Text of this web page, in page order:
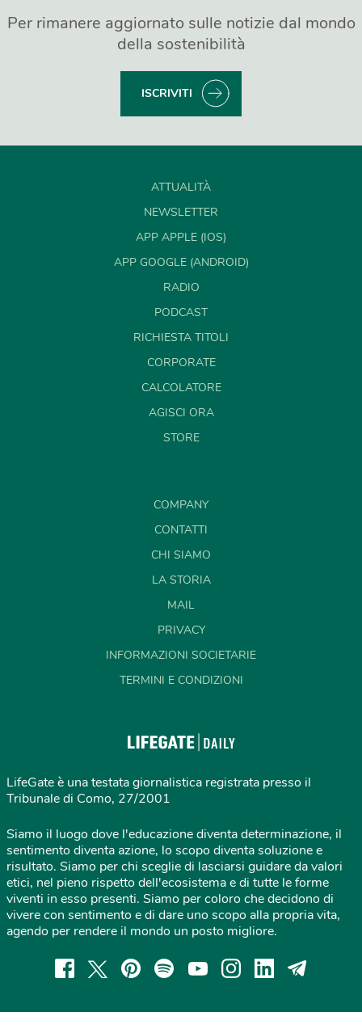
Per rimanere aggiornato sulle notizie dal mondo
della sostenibilità
ISCRIVITI
ATTUALITÀ
NEWSLETTER
APP APPLE (IOS)
APP GOOGLE (ANDROID)
RADIO
PODCAST
RICHIESTA TITOLI
CORPORATE
CALCOLATORE
AGISCI ORA
STORE
COMPANY
CONTATTI
CHI SIAMO
LA STORIA
MAIL
PRIVACY
INFORMAZIONI SOCIETARIE
TERMINI E CONDIZIONI
LifeGate è una testata giornalistica registrata presso il
Tribunale di Como, 27/2001
Siamo il luogo dove l'educazione diventa determinazione, il
sentimento diventa azione, lo scopo diventa soluzione e
risultato. Siamo per chi sceglie di lasciarsi guidare da valori
etici, nel pieno rispetto dell'ecosistema e di tutte le forme
viventi in esso presenti. Siamo per coloro che decidono di
vivere con sentimento e di dare uno scopo alla propria vita,
agendo per rendere il mondo un posto migliore.